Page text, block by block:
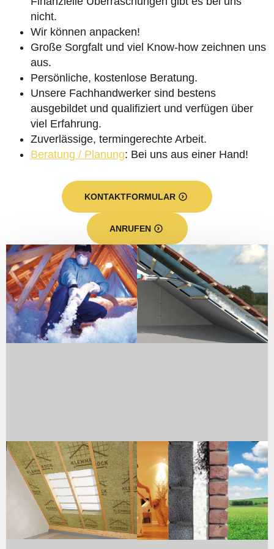
nicht.
Wir können anpacken!
Große Sorgfalt und viel Know-how zeichnen uns
aus.
Persönliche, kostenlose Beratung.
Unsere Fachhandwerker sind bestens
ausgebildet und qualifiziert und verfügen über
viel Erfahrung.
Zuverlässige, termingerechte Arbeit.
Beratung / Planung: Bei uns aus einer Hand!
KONTAKTFORMULAR
ANRUFEN